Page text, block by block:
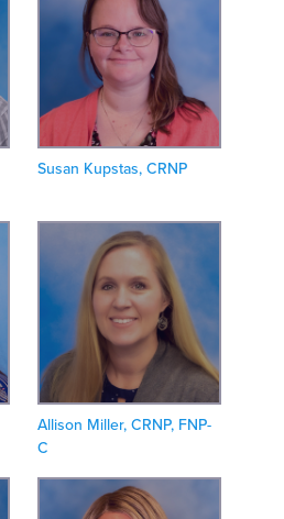
Susan Kupstas, CRNP
Allison Miller, CRNP, FNP-
C